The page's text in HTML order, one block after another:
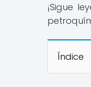
¡Sigue
Índice